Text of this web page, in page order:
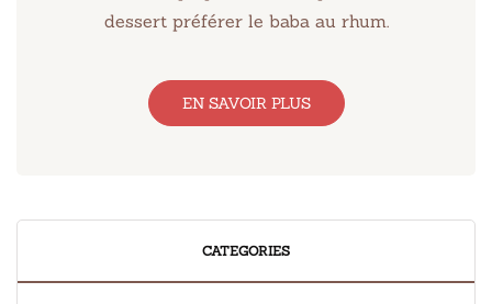
dessert préférer le baba au rhum.
EN SAVOIR PLUS
CATEGORIES